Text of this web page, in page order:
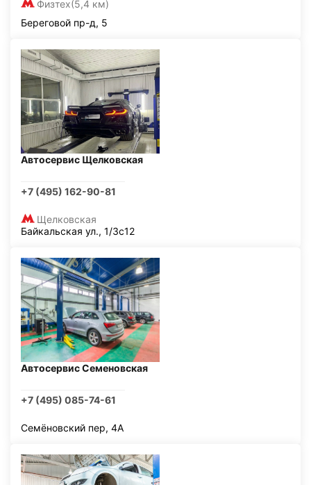
Физтех(5,4 км)
Береговой пр-д, 5
Автосервис Щелковская
+7 (495) 162-90-81
Щелковская
Байкальская ул., 1/3с12
Автосервис Семеновская
+7 (495) 085-74-61
Семёновский пер, 4А